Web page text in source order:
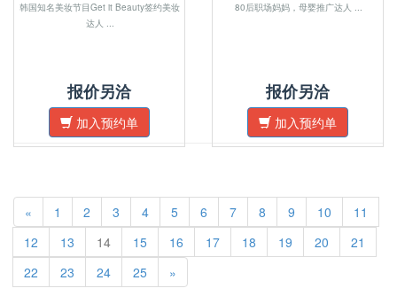
韩国知名美妆节目Get it Beauty签约美妆
达人 ...
报价另洽
加入预约单
80后职场妈妈，母婴推广达人 ...
报价另洽
加入预约单
« 1 2 3 4 5 6 7 8 9 10
11
12
13 14 15 16 17 18 19 20
21
22
23 24 25 »